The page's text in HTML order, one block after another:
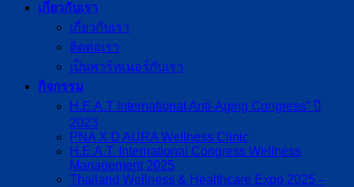
เกี่ยวกับเรา
เกี่ยวกับเรา
ติดต่อเรา
เป็นพาร์ทเนอร์กับเรา
กิจกรรม
H.E.A.T International Anti-Aging Congress” ปี
2023
PNA X D AURA Wellness Clinic
H.E.A.T. International Congress Wellness
Management 2025
Thailand Wellness & Healthcare Expo 2025 –